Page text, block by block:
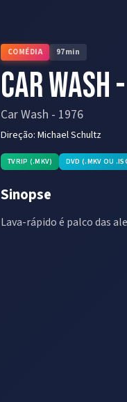
COMÉDIA 97min
Car Wash
Car Wash - 1976
Direção:Michael Schultz
TVRIP (.MKV) DVD (.MKV OU
Sinopse
Lava-rápido é palco das